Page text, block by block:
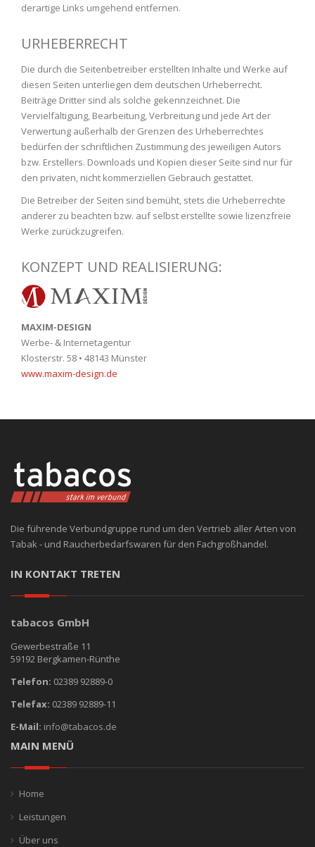
derartige Links umgehend entfernen.
URHEBERRECHT
Die durch die Seitenbetreiber erstellten Inhalte und Werke auf
diesen Seiten unterliegen dem deutschen Urheberrecht.
Beiträge Dritter sind als solche gekennzeichnet. Die
Vervielfältigung, Bearbeitung, Verbreitung und jede Art der
Verwertung außerhalb der Grenzen des Urheberrechtes
bedürfen der schriftlichen Zustimmung des jeweiligen Autors
bzw. Erstellers. Downloads und Kopien dieser Seite sind nur für
den privaten, nicht kommerziellen Gebrauch gestattet.
Die Betreiber der Seiten sind bemüht, stets die Urheberrechte
anderer zu beachten bzw. auf selbst erstellte sowie lizenzfreie
Werke zurückzugreifen.
KONZEPT UND REALISIERUNG:
MAXIM-DESIGN
Werbe- & Internetagentur
Klosterstr. 58 • 48143 Münster
www.maxim-design.de
Die führende Verbundgruppe rund um den Vertrieb aller Arten von
Tabak - und Raucherbedarfswaren für den Fachgroßhandel.
IN KONTAKT TRETEN
tabacos GmbH
Gewerbestraße 11
59192 Bergkamen-Rünthe
Telefon: 02389 92889-0
Telefax: 02389 92889-11
E-Mail: info@tabacos.de
MAIN MENÜ
Home
Leistungen
Über uns